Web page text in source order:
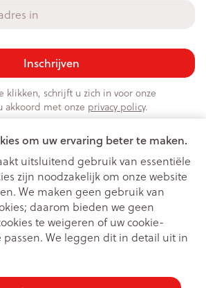
om uw ervaring beter te maken.
uitsluitend gebruik van essentiële
zijn noodzakelijk om onze website
We maken geen gebruik van
daarom bieden we geen
te weigeren of uw cookie-
We leggen dit in detail uit in
Inschrijven
klikken, schrijft u zich in voor onze
akkoord met onze privacy policy.